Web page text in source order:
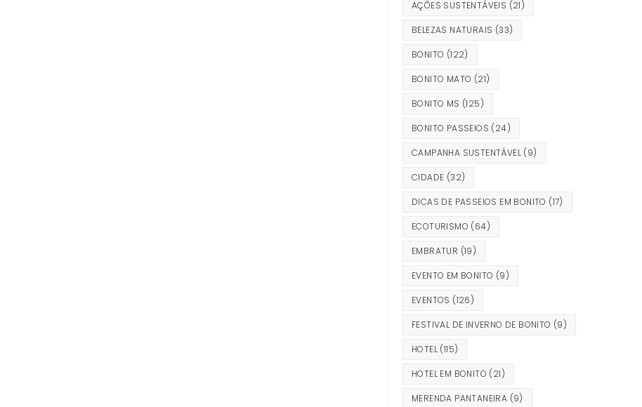
AÇÕES SUSTENTÁVEIS (21)
BELEZAS NATURAIS (33)
BONITO (122)
BONITO MATO (21)
BONITO MS (125)
BONITO PASSEIOS (24)
CAMPANHA SUSTENTÁVEL (9)
CIDADE (32)
DICAS DE PASSEIOS EM BONITO (17)
ECOTURISMO (64)
EMBRATUR (19)
EVENTO EM BONITO (9)
EVENTOS (126)
FESTIVAL DE INVERNO DE BONITO (9)
HOTEL (115)
HOTEL EM BONITO (21)
MERENDA PANTANEIRA (9)